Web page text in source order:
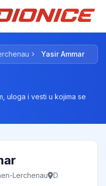
Yasir Ammar
uloga i vesti u kojima se
Lerchenau D